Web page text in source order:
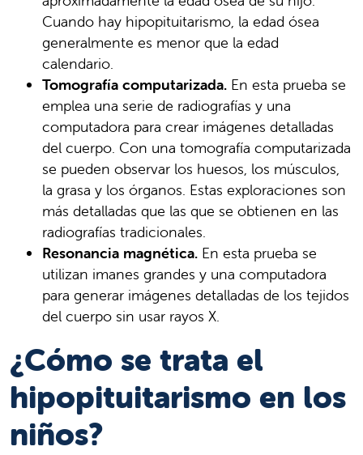
Cuando hay hipopituitarismo, la edad ósea
generalmente es menor que la edad
calendario.
Tomografía computarizada. En esta prueba se
emplea una serie de radiografías y una
computadora para crear imágenes detalladas
del cuerpo. Con una tomografía computarizada
se pueden observar los huesos, los músculos,
la grasa y los órganos. Estas exploraciones son
más detalladas que las que se obtienen en las
radiografías tradicionales.
Resonancia magnética. En esta prueba se
utilizan imanes grandes y una computadora
para generar imágenes detalladas de los tejidos
del cuerpo sin usar rayos X.
¿Cómo se trata el
hipopituitarismo en los
niños?